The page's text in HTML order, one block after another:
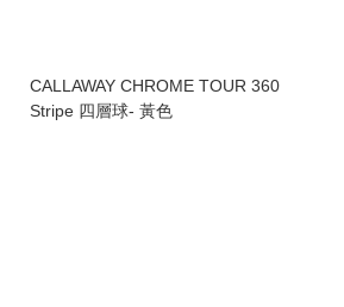
CALLAWAY CHROME TOUR 360
Stripe 四層球- 黃色